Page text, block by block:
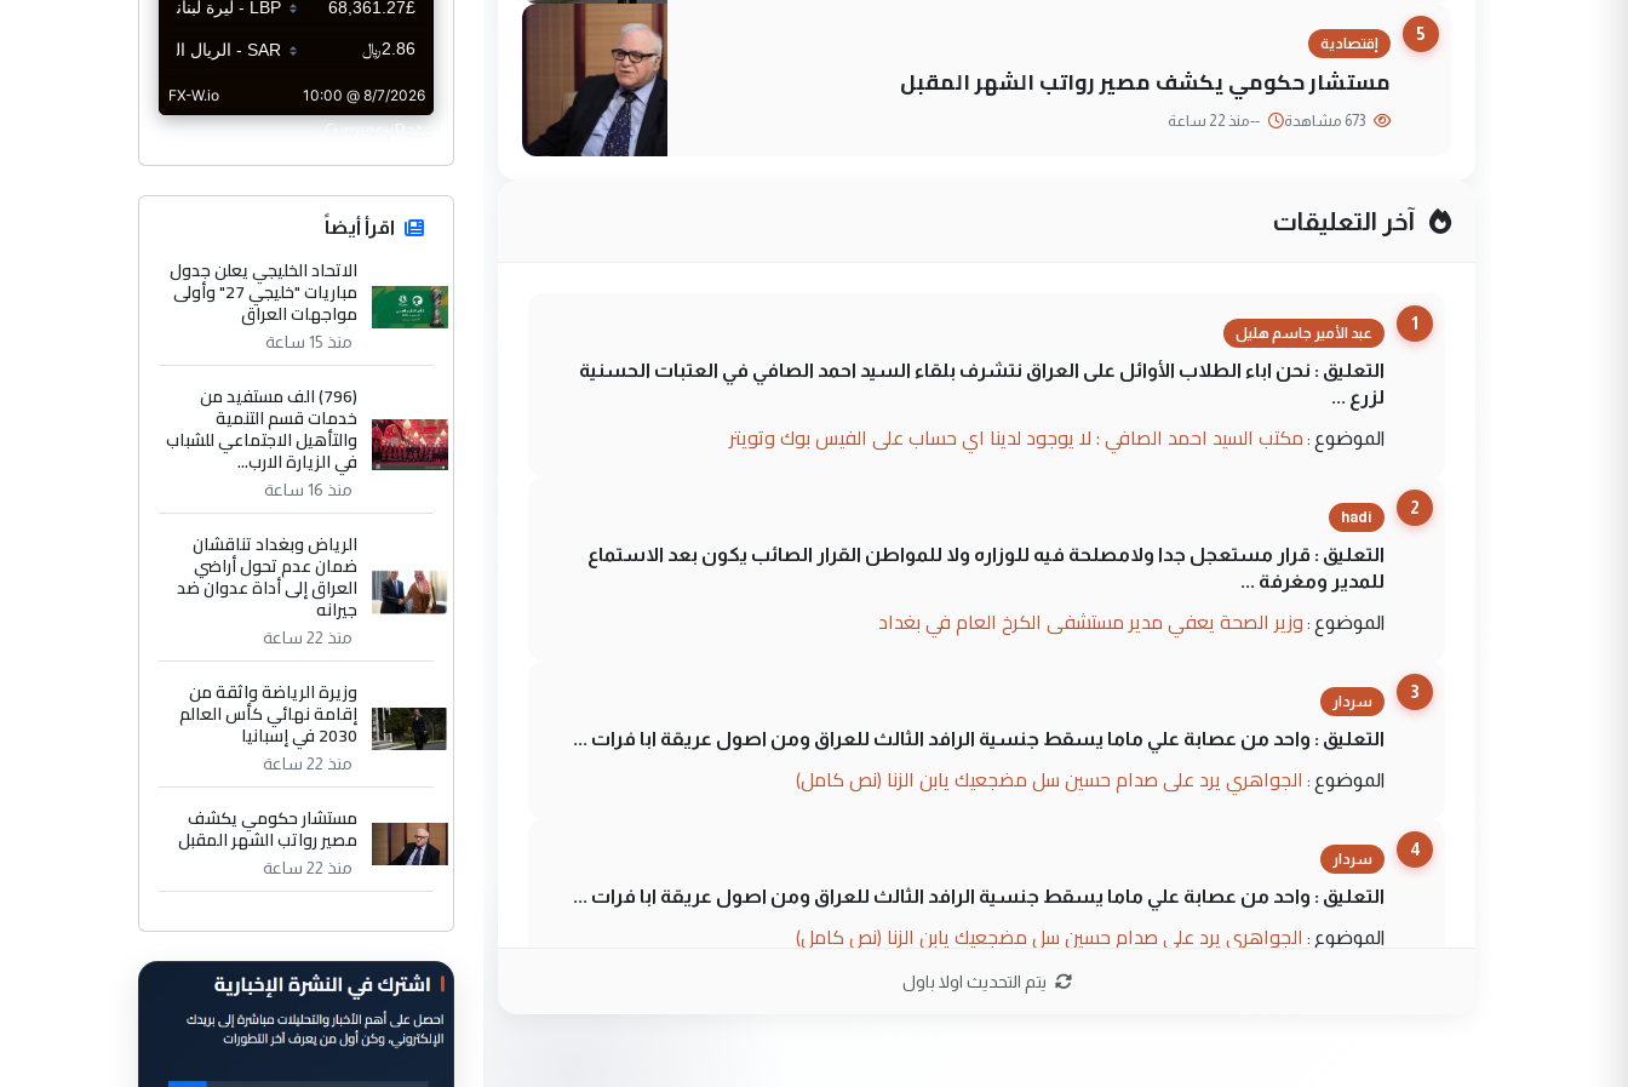
5
إقتصادية
مستشار حكومي يكشف مصير رواتب الشهر المقبل
--منذ 22 ساعة
آخر التعليقات
1
عبد الأمير جاسم هليل
التعليق : نحن اباء الطلاب الأوائل على العراق نتشرف بلقاء السيد احمد الصافي في العتبات الحسنية
لزرع ...
الموضوع : مكتب السيد احمد الصافي : لا يوجود لدينا اي حساب على الفيس بوك وتويتر
2
hadi
التعليق : قرار مستعجل جدا ولامصلحة فيه للوزاره ولا للمواطن القرار الصائب يكون بعد الاستماع
للمدير ومغرفة ...
الموضوع : وزير الصحة يعفي مدير مستشفى الكرخ العام في بغداد
3
سردار
التعليق : واحد من عصابة علي ماما يسقط جنسية الرافد الثالث للعراق ومن اصول عريقة ابا فرات ...
الموضوع : الجواهري يرد على صدام حسين سل مضجعيك يابن الزنا (نص كامل)
4
سردار
التعليق : واحد من عصابة علي ماما يسقط جنسية الرافد الثالث للعراق ومن اصول عريقة ابا فرات ...
الموضوع : الجواهري يرد على صدام حسين سل مضجعيك يابن الزنا (نص كامل)
يتم التحديث اولا باول
CurrencyRate
اقرأ أيضاً
الاتحاد الخليجي يعلن جدول
مباريات "خليجي 27" وأولى
مواجهات العراق
منذ 15 ساعة
(796) الف مستفيد من
خدمات قسم التنمية
والتأهيل الاجتماعي للشباب
في الزيارة الارب...
منذ 16 ساعة
الرياض وبغداد تناقشان
ضمان عدم تحول أراضي
العراق إلى أداة عدوان ضد
جيرانه
منذ 22 ساعة
وزيرة الرياضة واثقة من
إقامة نهائي كأس العالم
2030 في إسبانيا
منذ 22 ساعة
مستشار حكومي يكشف
مصير رواتب الشهر المقبل
منذ 22 ساعة